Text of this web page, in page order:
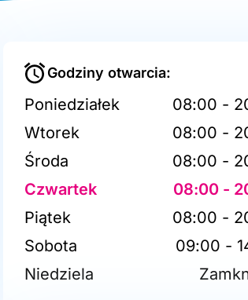
Godziny otwarcia:
Poniedziałek
08:00 -
Wtorek
08:00 -
Środa
08:00 -
Czwartek
08:00 -
Piątek
08:00 -
Sobota
09:00 -
Niedziela